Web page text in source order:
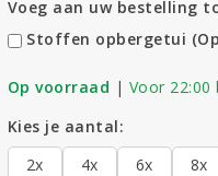
Voeg aan uw bestelling
Stoffen opbergetui
Op voorraad | Voor 22:00
Kies je aantal:
2x
4x 6x 8x